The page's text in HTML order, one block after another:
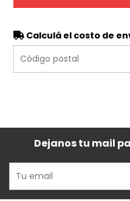
Calculá el costo de
Dejanos tu mail